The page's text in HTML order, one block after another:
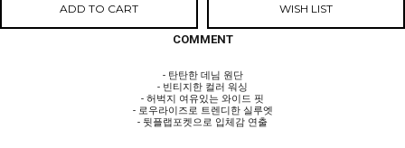
ADD TO CART WISH LIST
COMMENT
- 탄탄한 데님 원단
- 빈티지한 컬러 워싱
- 허벅지 여유있는 와이드 핏
- 로우라이즈로 트렌디한 실루엣
- 뒷플랩포켓으로 입체감 연출